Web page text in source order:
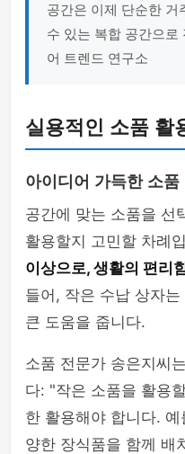
공간은 이제 단순한
수 있는 복합 공간으로
어 트렌드 연구소
실용적인 소품 활
아이디어 가득한 소품
공간에 맞는 소품을 선
활용할지 고민할 차례
이상으로, 생활의 편리
들어, 작은 수납 상자
큰 도움을 줍니다.
소품 전문가 송은지씨
다: "작은 소품을 활용
한 활용해야 합니다.
양한 장식품을 함께 배